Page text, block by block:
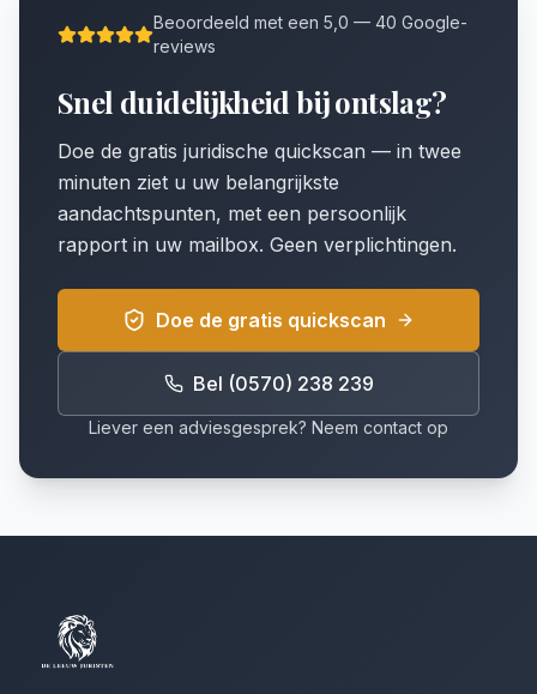
Beoordeeld met een 5,0 — 40 Google-
reviews
Snel duidelijkheid bij ontslag?
Doe de gratis juridische quickscan — in twee
minuten ziet u uw belangrijkste
aandachtspunten, met een persoonlijk
rapport in uw mailbox. Geen verplichtingen.
Doe de gratis quickscan
Bel (0570) 238 239
Liever een adviesgesprek? Neem contact op